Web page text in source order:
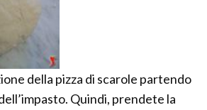
della pizza di scarole partendo
Quindi, prendete la